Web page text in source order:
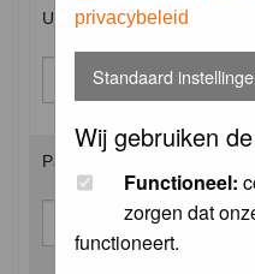
privacybeleid
Standaard
Wij gebruiken
Functioneel:
zorgen dat
functioneert.
Username:
Password: